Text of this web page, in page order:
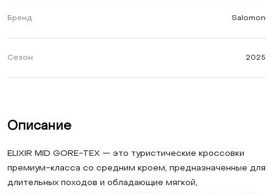
Бренд Salomon
Сезон 2025
Описание
ELIXIR MID GORE-TEX — это туристические кроссовки
премиум-класса со средним кроем, предназначенные для
длительных походов и обладающие мягкой,